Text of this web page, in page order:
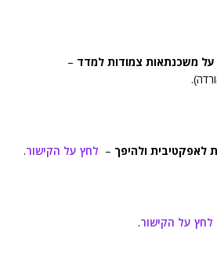
על משכנתאות צמודות למדד –
לאפקטיבית ולהיפך – לחץ על הקישור.
לחץ על הקישור.